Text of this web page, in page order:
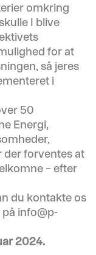
omkring
I blive
for at
så jeres
i
50
Energi,
der forventes at
– efter
du kontakte os
info@p-
2024.